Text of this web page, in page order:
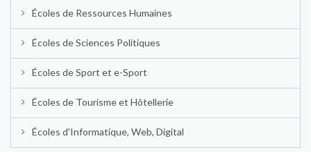
Écoles de Ressources Humaines
Écoles de Sciences Politiques
Écoles de Sport et e-Sport
Écoles de Tourisme et Hôtellerie
Écoles d'Informatique, Web, Digital